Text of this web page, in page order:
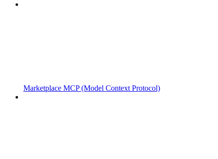
Marketplace MCP (Model Context Protocol)